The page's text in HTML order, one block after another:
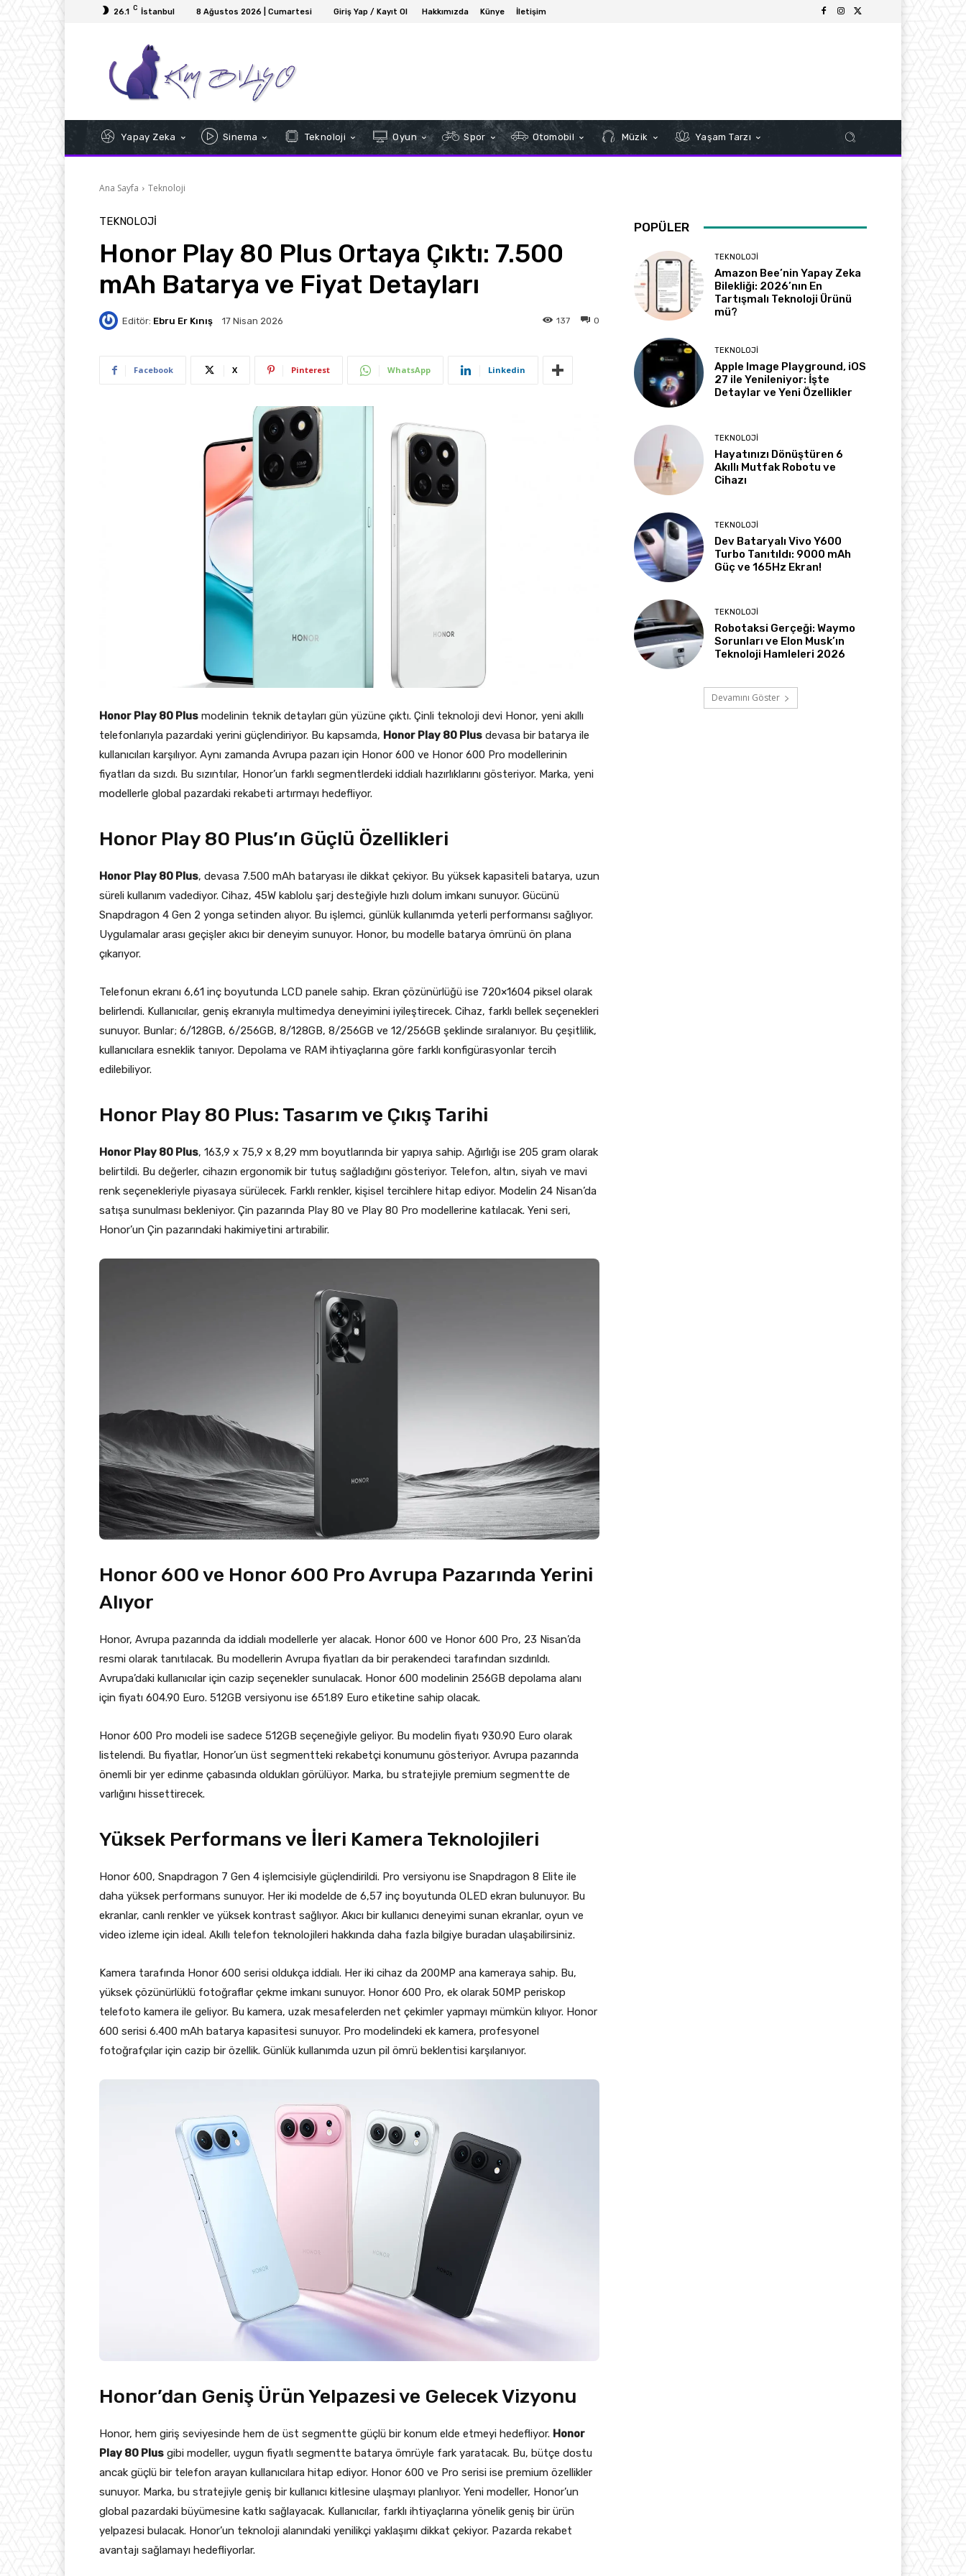
26.1 C İstanbul 8 Ağustos 2026 | Cumartesi Giriş Yap / Kayıt Ol Hakkımızda Künye İletişim
Yapay Zeka Sinema Teknoloji Oyun Spor Otomobil Müzik Yaşam Tarzı
Ana Sayfa Teknoloji
TEKNOLOJI
Honor Play 80 Plus Ortaya Çıktı: 7.500
mAh Batarya ve Fiyat Detayları
Editör: Ebru Er Kınış 17 Nisan 2026 0
137
Facebook X Pinterest WhatsApp Linkedin
Honor Play 80 Plus modelinin teknik detayları gün yüzüne çıktı. Çinli teknoloji devi Honor, yeni akıllı
telefonlarıyla pazardaki yerini güçlendiriyor. Bu kapsamda, Honor Play 80 Plus devasa bir batarya ile
kullanıcıları karşılıyor. Aynı zamanda Avrupa pazarı için Honor 600 ve Honor 600 Pro modellerinin
fiyatları da sızdı. Bu sızıntılar, Honor’un farklı segmentlerdeki iddialı hazırlıklarını gösteriyor. Marka, yeni
modellerle global pazardaki rekabeti artırmayı hedefliyor.
Honor Play 80 Plus’ın Güçlü Özellikleri
Honor Play 80 Plus, devasa 7.500 mAh bataryası ile dikkat çekiyor. Bu yüksek kapasiteli batarya, uzun
süreli kullanım vadediyor. Cihaz, 45W kablolu şarj desteğiyle hızlı dolum imkanı sunuyor. Gücünü
Snapdragon 4 Gen 2 yonga setinden alıyor. Bu işlemci, günlük kullanımda yeterli performansı sağlıyor.
Uygulamalar arası geçişler akıcı bir deneyim sunuyor. Honor, bu modelle batarya ömrünü ön plana
çıkarıyor.
Telefonun ekranı 6,61 inç boyutunda LCD panele sahip. Ekran çözünürlüğü ise 720×1604 piksel olarak
belirlendi. Kullanıcılar, geniş ekranıyla multimedya deneyimini iyileştirecek. Cihaz, farklı bellek seçenekleri
sunuyor. Bunlar; 6/128GB, 6/256GB, 8/128GB, 8/256GB ve 12/256GB şeklinde sıralanıyor. Bu çeşitlilik,
kullanıcılara esneklik tanıyor. Depolama ve RAM ihtiyaçlarına göre farklı konfigürasyonlar tercih
edilebiliyor.
Honor Play 80 Plus: Tasarım ve Çıkış Tarihi
Honor Play 80 Plus, 163,9 x 75,9 x 8,29 mm boyutlarında bir yapıya sahip. Ağırlığı ise 205 gram olarak
belirtildi. Bu değerler, cihazın ergonomik bir tutuş sağladığını gösteriyor. Telefon, altın, siyah ve mavi
renk seçenekleriyle piyasaya sürülecek. Farklı renkler, kişisel tercihlere hitap ediyor. Modelin 24 Nisan’da
satışa sunulması bekleniyor. Çin pazarında Play 80 ve Play 80 Pro modellerine katılacak. Yeni seri,
Honor’un Çin pazarındaki hakimiyetini artırabilir.
Honor 600 ve Honor 600 Pro Avrupa Pazarında Yerini
Alıyor
Honor, Avrupa pazarında da iddialı modellerle yer alacak. Honor 600 ve Honor 600 Pro, 23 Nisan’da
resmi olarak tanıtılacak. Bu modellerin Avrupa fiyatları da bir perakendeci tarafından sızdırıldı.
Avrupa’daki kullanıcılar için cazip seçenekler sunulacak. Honor 600 modelinin 256GB depolama alanı
için fiyatı 604.90 Euro. 512GB versiyonu ise 651.89 Euro etiketine sahip olacak.
Honor 600 Pro modeli ise sadece 512GB seçeneğiyle geliyor. Bu modelin fiyatı 930.90 Euro olarak
listelendi. Bu fiyatlar, Honor’un üst segmentteki rekabetçi konumunu gösteriyor. Avrupa pazarında
önemli bir yer edinme çabasında oldukları görülüyor. Marka, bu stratejiyle premium segmentte de
varlığını hissettirecek.
Yüksek Performans ve İleri Kamera Teknolojileri
Honor 600, Snapdragon 7 Gen 4 işlemcisiyle güçlendirildi. Pro versiyonu ise Snapdragon 8 Elite ile
daha yüksek performans sunuyor. Her iki modelde de 6,57 inç boyutunda OLED ekran bulunuyor. Bu
ekranlar, canlı renkler ve yüksek kontrast sağlıyor. Akıcı bir kullanıcı deneyimi sunan ekranlar, oyun ve
video izleme için ideal. Akıllı telefon teknolojileri hakkında daha fazla bilgiye buradan ulaşabilirsiniz.
Kamera tarafında Honor 600 serisi oldukça iddialı. Her iki cihaz da 200MP ana kameraya sahip. Bu,
yüksek çözünürlüklü fotoğraflar çekme imkanı sunuyor. Honor 600 Pro, ek olarak 50MP periskop
telefoto kamera ile geliyor. Bu kamera, uzak mesafelerden net çekimler yapmayı mümkün kılıyor. Honor
600 serisi 6.400 mAh batarya kapasitesi sunuyor. Pro modelindeki ek kamera, profesyonel
fotoğrafçılar için cazip bir özellik. Günlük kullanımda uzun pil ömrü beklentisi karşılanıyor.
Honor’dan Geniş Ürün Yelpazesi ve Gelecek Vizyonu
Honor, hem giriş seviyesinde hem de üst segmentte güçlü bir konum elde etmeyi hedefliyor. Honor
Play 80 Plus gibi modeller, uygun fiyatlı segmentte batarya ömrüyle fark yaratacak. Bu, bütçe dostu
ancak güçlü bir telefon arayan kullanıcılara hitap ediyor. Honor 600 ve Pro serisi ise premium özellikler
sunuyor. Marka, bu stratejiyle geniş bir kullanıcı kitlesine ulaşmayı planlıyor. Yeni modeller, Honor’un
global pazardaki büyümesine katkı sağlayacak. Kullanıcılar, farklı ihtiyaçlarına yönelik geniş bir ürün
yelpazesi bulacak. Honor’un teknoloji alanındaki yenilikçi yaklaşımı dikkat çekiyor. Pazarda rekabet
avantajı sağlamayı hedefliyorlar.
POPÜLER
TEKNOLOJI
Amazon Bee’nin Yapay Zeka
Bilekliği: 2026’nın En
Tartışmalı Teknoloji Ürünü
mü?
TEKNOLOJI
Apple Image Playground, iOS
27 ile Yenileniyor: İşte
Detaylar ve Yeni Özellikler
TEKNOLOJI
Hayatınızı Dönüştüren 6
Akıllı Mutfak Robotu ve
Cihazı
TEKNOLOJI
Dev Bataryalı Vivo Y600
Turbo Tanıtıldı: 9000 mAh
Güç ve 165Hz Ekran!
TEKNOLOJI
Robotaksi Gerçeği: Waymo
Sorunları ve Elon Musk’ın
Teknoloji Hamleleri 2026
Devamını Göster